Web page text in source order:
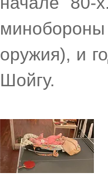
оружия), и
Шойгу.